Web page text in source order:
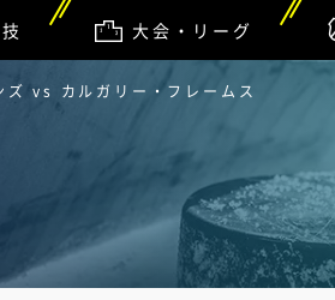
大会・リーグ
ズ vs カルガリー・フレームス